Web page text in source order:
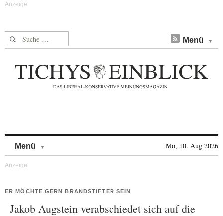
Suche nach: Menü
Menü Mo, 10. Aug 2026
ER MÖCHTE GERN BRANDSTIFTER SEIN
Jakob Augstein verabschiedet sich auf die